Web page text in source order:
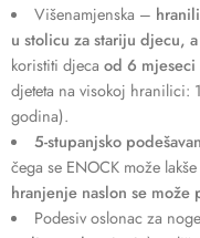
Višenamjenska –
u stolicu za stariju djecu,
koristiti djeca od 6
djeteta na visokoj hranilici:
godina).
5-stupanjsko
čega se ENOCK može
hranjenje naslon se može
Podesiv oslonac za